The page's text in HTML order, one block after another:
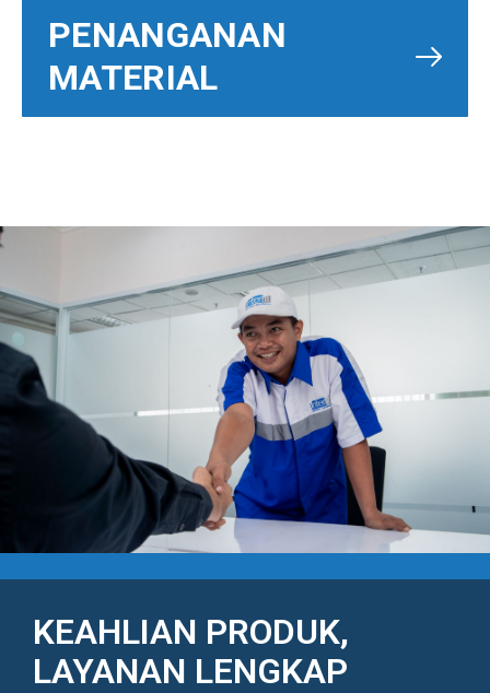
PENANGANAN
MATERIAL
KEAHLIAN PRODUK,
LAYANAN LENGKAP